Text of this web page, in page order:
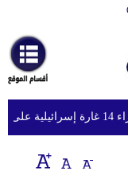
أخبارعاجلة
رياضة
ثقافة
إقتصاد